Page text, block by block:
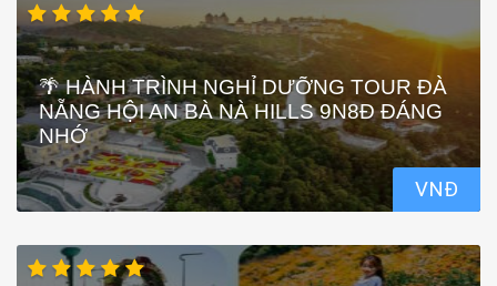
🌴 HÀNH TRÌNH NGHỈ DƯỠNG TOUR ĐÀ
NẴNG HỘI AN BÀ NÀ HILLS 9N8Đ ĐÁNG
NHỚ
VNĐ